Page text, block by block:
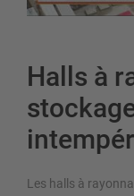
Halls à
Les halls à